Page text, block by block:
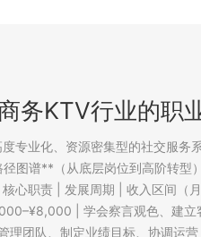
务KTV行业的职
专业化、资源密集型的社交
谱**（从底层岗位到高阶转型
| 核心职责 | 发展周期 | 收
| 学会察言观色、建
团队、制定业绩目标、协调